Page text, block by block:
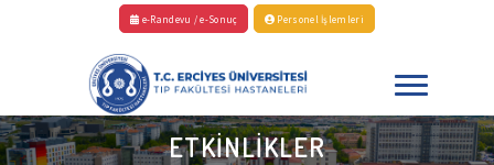
e-Randevu / e-Sonuç Personel İşlemleri
ETKİNLİKLER